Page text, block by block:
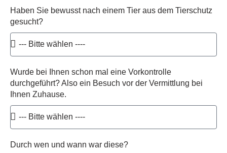
Haben Sie bewusst nach einem Tier aus dem Tierschutz
gesucht?
Wurde bei Ihnen schon mal eine Vorkontrolle
durchgeführt? Also ein Besuch vor der Vermittlung bei
Ihnen Zuhause.
Durch wen und wann war diese?